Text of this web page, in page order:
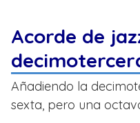
Acorde de
Añadiendo la
sexta, pero una